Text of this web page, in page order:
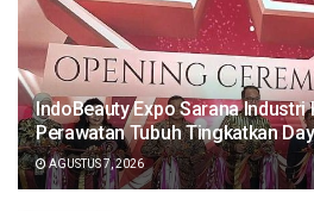
IndoBeauty Expo Sarana Industri
Perawatan Tubuh Tingkatkan
AGUSTUS 7, 2026